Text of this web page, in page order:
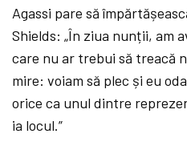
Agassi pare să
Shields: „În ziua nunții, am
care nu ar trebui să treacă
mire: voiam să plec și eu
orice ca unul dintre
ia locul.”